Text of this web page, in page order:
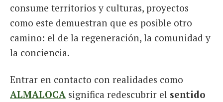
consume territorios y culturas, proyectos
como este demuestran que es posible otro
camino: el de la regeneración, la comunidad y
la conciencia.
Entrar en contacto con realidades como
ALMALOCA significa redescubrir el sentido